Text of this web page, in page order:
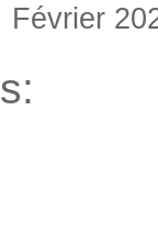
Février